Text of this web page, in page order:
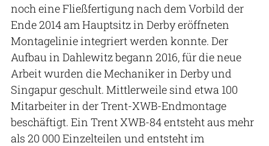
noch eine Fließfertigung nach dem Vorbild der
Ende 2014 am Hauptsitz in Derby eröffneten
Montagelinie integriert werden konnte. Der
Aufbau in Dahlewitz begann 2016, für die neue
Arbeit wurden die Mechaniker in Derby und
Singapur geschult. Mittlerweile sind etwa 100
Mitarbeiter in der Trent-XWB-Endmontage
beschäftigt. Ein Trent XWB-84 entsteht aus mehr
als 20 000 Einzelteilen und entsteht im